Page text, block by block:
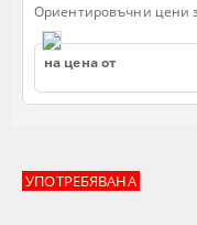
УПОТРЕБЯВАНА
Ориентировъчни цени
на цена от